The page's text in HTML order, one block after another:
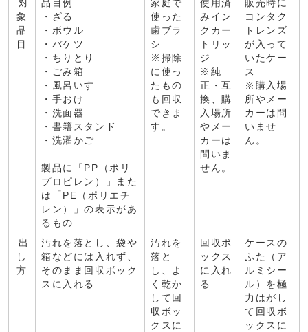
対
象
品
目
品目例
・ざる
・ボウル
・バケツ
・ちりとり
・ごみ箱
・風呂いす
・手おけ
・洗面器
・書籍スタンド
・洗濯かご
製品に「PP（ポリ
プロピレン）」また
は「PE（ポリエチ
レン）」の表示があ
るもの
家庭で
使った
歯ブラ
シ
※掃除
に使っ
たもの
も回収
できま
す。
使用済
みイン
クカー
トリッ
ジ
※純
正・互
換、購
入場所
やメー
カーは
問いま
せん。
販売時に
コンタク
トレンズ
が入って
いたケー
ス
※購入場
所やメー
カーは問
いませ
ん。
出
し
方
汚れを落とし、袋や
箱などには入れず、
そのまま回収ボック
スに入れる
汚れを
落と
し、よ
く乾か
して回
収ボッ
クスに
回収ボ
ックス
に入れ
る
ケースの
ふた（ア
ルミシー
ル）を極
力はがし
て回収ボ
ックスに